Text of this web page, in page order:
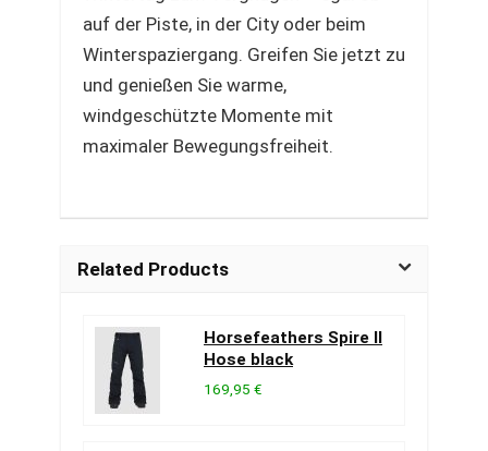
auf der Piste, in der City oder beim
Winterspaziergang. Greifen Sie jetzt zu
und genießen Sie warme,
windgeschützte Momente mit
maximaler Bewegungsfreiheit.
Related Products
Horsefeathers Spire II
Hose black
169,95 €